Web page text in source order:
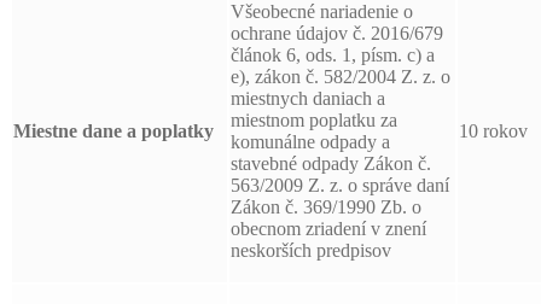
Miestne dane a poplatky
Všeobecné nariadenie o
ochrane údajov č. 2016/679
článok 6, ods. 1, písm. c) a
e), zákon č. 582/2004 Z. z. o
miestnych daniach a
miestnom poplatku za
komunálne odpady a
stavebné odpady Zákon č.
563/2009 Z. z. o správe daní
Zákon č. 369/1990 Zb. o
obecnom zriadení v znení
neskorších predpisov
10 rokov